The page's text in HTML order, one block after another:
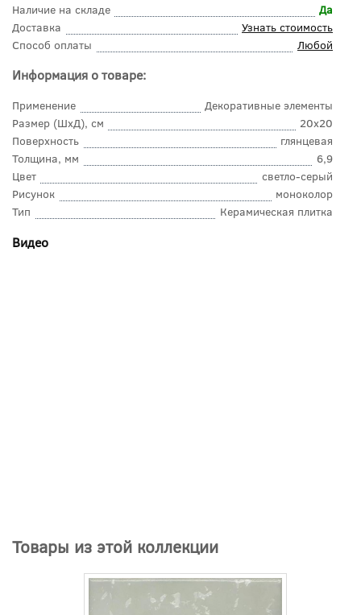
Наличие на складе
Да
Доставка
Узнать стоимость
Способ оплаты
Любой
Информация о товаре:
Применение
Декоративные элементы
Размер (ШхД), см
20x20
Поверхность
глянцевая
Толщина, мм
6,9
Цвет
светло-серый
Рисунок
моноколор
Тип
Керамическая плитка
Видео
Товары из этой коллекции